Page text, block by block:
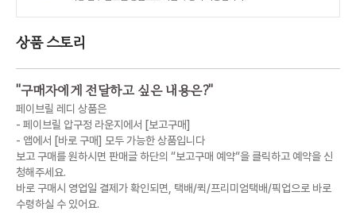
상품 스토리
"구매자에게 전달하고 싶은 내용은?"
페이브릴 레디 상품은
- 페이브릴 압구정 라운지에서 [보고구매]
- 앱에서 [바로 구매] 모두 가능한 상품입니다
보고 구매를 원하시면 판매글 하단의 “보고구매 예약“을 클릭하고 예약을 신
청해주세요.
바로 구매시 영업일 결제가 확인되면, 택배/퀵/프리미엄택배/픽업으로 바로
수령하실 수 있어요.